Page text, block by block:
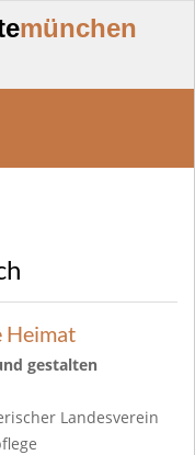
münchen
Heimat
gestalten
Landesverein